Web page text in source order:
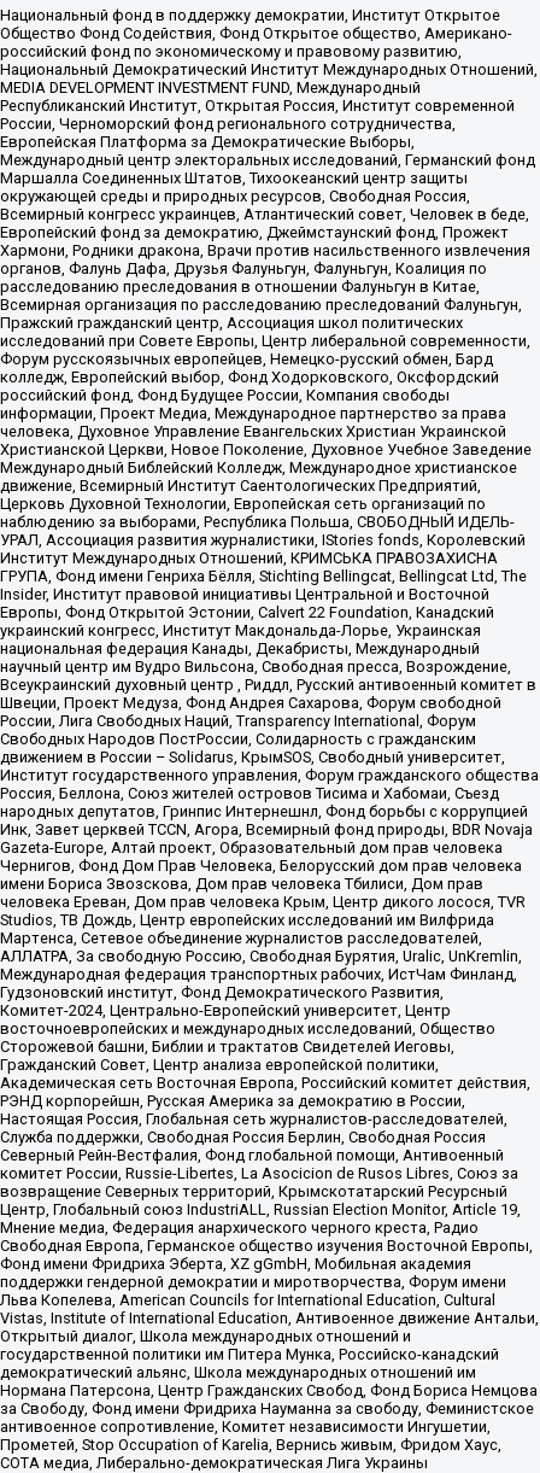
Национальный фонд в поддержку демократии, Институт Открытое
Общество Фонд Содействия, Фонд Открытое общество, Американо-
российский фонд по экономическому и правовому развитию,
Национальный Демократический Институт Международных Отношений,
MEDIA DEVELOPMENT INVESTMENT FUND, Международный
Республиканский Институт, Открытая Россия, Институт современной
России, Черноморский фонд регионального сотрудничества,
Европейская Платформа за Демократические Выборы,
Международный центр электоральных исследований, Германский фонд
Маршалла Соединенных Штатов, Тихоокеанский центр защиты
окружающей среды и природных ресурсов, Свободная Россия,
Всемирный конгресс украинцев, Атлантический совет, Человек в беде,
Европейский фонд за демократию, Джеймстаунский фонд, Прожект
Хармони, Родники дракона, Врачи против насильственного извлечения
органов, Фалунь Дафа, Друзья Фалуньгун, Фалуньгун, Коалиция по
расследованию преследования в отношении Фалуньгун в Китае,
Всемирная организация по расследованию преследований Фалуньгун,
Пражский гражданский центр, Ассоциация школ политических
исследований при Совете Европы, Центр либеральной современности,
Форум русскоязычных европейцев, Немецко-русский обмен, Бард
колледж, Европейский выбор, Фонд Ходорковского, Оксфордский
российский фонд, Фонд Будущее России, Компания свободы
информации, Проект Медиа, Международное партнерство за права
человека, Духовное Управление Евангельских Христиан Украинской
Христианской Церкви, Новое Поколение, Духовное Учебное Заведение
Международный Библейский Колледж, Международное христианское
движение, Всемирный Институт Саентологических Предприятий,
Церковь Духовной Технологии, Европейская сеть организаций по
наблюдению за выборами, Республика Польша, СВОБОДНЫЙ ИДЕЛЬ-
УРАЛ, Ассоциация развития журналистики, IStories fonds, Королевский
Институт Международных Отношений, КРИМСЬКА ПРАВОЗАХИСНА
ГРУПА, Фонд имени Генриха Бёлля, Stichting Bellingcat, Bellingcat Ltd, The
Insider, Институт правовой инициативы Центральной и Восточной
Европы, Фонд Открытой Эстонии, Calvert 22 Foundation, Канадский
украинский конгресс, Институт Макдональда-Лорье, Украинская
национальная федерация Канады, Декабристы, Международный
научный центр им Вудро Вильсона, Свободная пресса, Возрождение,
Всеукраинский духовный центр , Риддл, Русский антивоенный комитет в
Швеции, Проект Медуза, Фонд Андрея Сахарова, Форум свободной
России, Лига Свободных Наций, Transparеncy International, Форум
Свободных Народов ПостРоссии, Солидарность с гражданским
движением в России – Solidarus, КрымSOS, Свободный университет,
Институт государственного управления, Форум гражданского общества
Россия, Беллона, Союз жителей островов Тисима и Хабомаи, Съезд
народных депутатов, Гринпис Интернешнл, Фонд борьбы с коррупцией
Инк, Завет церквей TCCN, Агора, Всемирный фонд природы, BDR Novaja
Gazeta-Europe, Алтай проект, Образовательный дом прав человека
Чернигов, Фонд Дом Прав Человека, Белорусский дом прав человека
имени Бориса Звозскова, Дом прав человека Тбилиси, Дом прав
человека Ереван, Дом прав человека Крым, Центр дикого лосося, TVR
Studios, ТВ Дождь, Центр европейских исследований им Вилфрида
Мартенса, Сетевое объединение журналистов расследователей,
АЛЛАТРА, За свободную Россию, Свободная Бурятия, Uralic, UnKremlin,
Международная федерация транспортных рабочих, ИстЧам Финланд,
Гудзоновский институт, Фонд Демократического Развития,
Комитет-2024, Центрально-Европейский университет, Центр
восточноевропейских и международных исследований, Общество
Сторожевой башни, Библии и трактатов Свидетелей Иеговы,
Гражданский Совет, Центр анализа европейской политики,
Академическая сеть Восточная Европа, Российский комитет действия,
РЭНД корпорейшн, Русская Америка за демократию в России,
Настоящая Россия, Глобальная сеть журналистов-расследователей,
Служба поддержки, Свободная Россия Берлин, Свободная Россия
Северный Рейн-Вестфалия, Фонд глобальной помощи, Антивоенный
комитет России, Russie-Libertes, La Asocicion de Rusos Libres, Союз за
возвращение Северных территорий, Крымскотатарский Ресурсный
Центр, Глобальный союз IndustriALL, Russian Election Monitor, Article 19,
Мнение медиа, Федерация анархического черного креста, Радио
Свободная Европа, Германское общество изучения Восточной Европы,
Фонд имени Фридриха Эберта, XZ gGmbH, Мобильная академия
поддержки гендерной демократии и миротворчества, Форум имени
Льва Копелева, American Councils for International Education, Cultural
Vistas, Institute of International Education, Антивоенное движение Антальи,
Открытый диалог, Школа международных отношений и
государственной политики им Питера Мунка, Российско-канадский
демократический альянс, Школа международных отношений им
Нормана Патерсона, Центр Гражданских Свобод, Фонд Бориса Немцова
за Свободу, Фонд имени Фридриха Науманна за свободу, Феминистское
антивоенное сопротивление, Комитет независимости Ингушетии,
Прометей, Stop Occupation of Karelia, Вернись живым, Фридом Хаус,
СОТА медиа, Либерально-демократическая Лига Украины